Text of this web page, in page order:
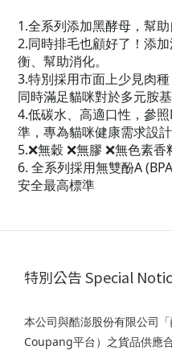
1.全系列添加黑酵母，幫
2.同時排毛也顧好了！添
衡、幫助消化。
3.特別採用市面上少見肉
同時滿足貓咪對於多元胺基
4.低碳水、高適口性，參
準，專為貓咪健康需求設計
5.❌無穀 ❌無膠 ❌無色素
6. 全系列採用無雙酚A
安全最高標準
特別公告 Special
本公司與酷澎股份有限公司
Coupang平台）之貨品供應